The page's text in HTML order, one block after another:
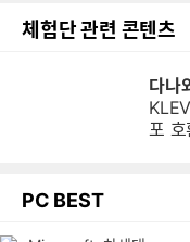
체험단 관련 콘텐츠
다나
포
PC BEST